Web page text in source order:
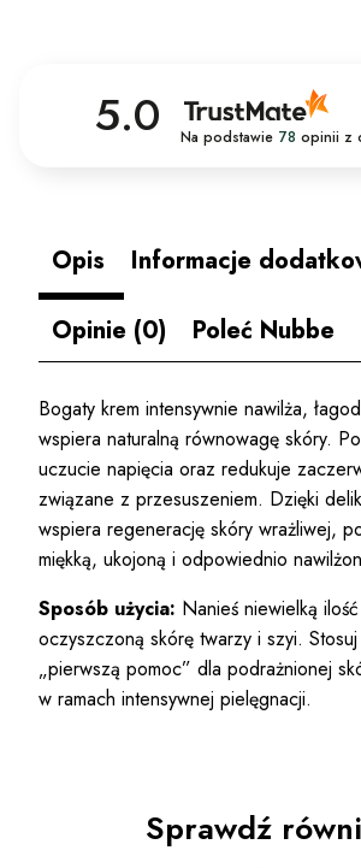
5.0 Na podstawie 78 opinii z
Opis Informacje
Opinie (0)
Poleć Nubbe
Bogaty krem intensywnie nawilża,
wspiera naturalną równowagę skóry.
uczucie napięcia oraz redukuje
związane z przesuszeniem. Dzięki
wspiera regenerację skóry wrażliwej,
miękką, ukojoną i odpowiednio
Sposób użycia: Nanieś niewielką
oczyszczoną skórę twarzy i szyi.
„pierwszą pomoc” dla podrażnionej
w ramach intensywnej pielęgnacji.
Sprawdź